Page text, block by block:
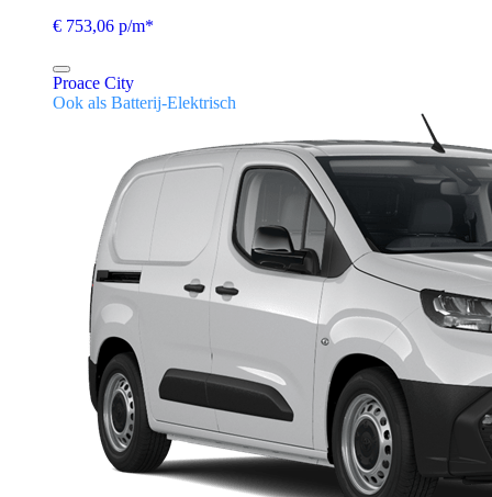
€ 753,06 p/m*
Proace City
Ook als Batterij-Elektrisch